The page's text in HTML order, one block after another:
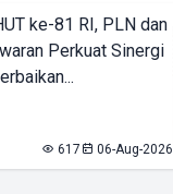
ke-81 RI, PLN dan
Perkuat Sinergi
617 06-Aug-2026